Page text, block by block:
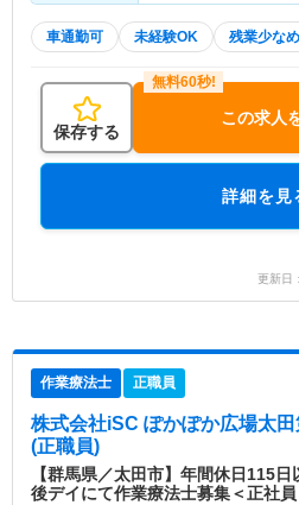
車通勤可 未経験OK 残業少なめ
保存する
この求人
詳細を見
更新日
作業療法士 正職員
株式会社iSC ぽかぽか広場太
(正職員)
【群馬県／太田市】年間休日115
後デイにて作業療法士募集＜正社員